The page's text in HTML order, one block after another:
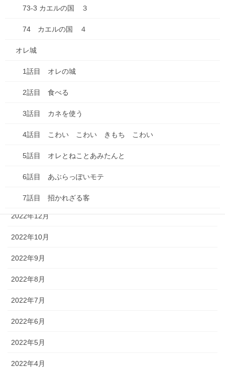
2024年5月
2024年4月
2024年3月
2024年2月
2024年1月
2023年9月
2023年7月
2023年4月
2023年2月
2023年1月
2022年12月
2022年10月
2022年9月
2022年8月
2022年7月
2022年6月
2022年5月
2022年4月
73-3 カエルの国 ３
74 カエルの国 ４
オレ城
1話目 オレの城
2話目 食べる
3話目 カネを使う
4話目 こわい こわい きもち こわい
5話目 オレとねことあみたんと
6話目 あぶらっぽいモテ
7話目 招かれざる客
8話目 鷺～サギ～
9話目 有事片付け
10話目 片付け心
11話目 片付け大戦
12話目 あみたんの憂鬱
13話目 作戦会議
14話目 働く男
15話目 不安のタネ